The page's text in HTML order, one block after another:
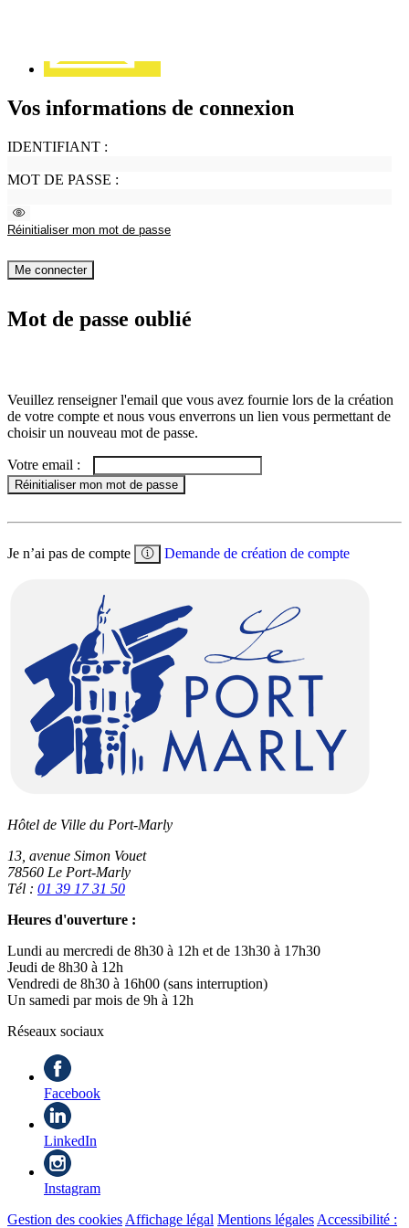
Vos informations de connexion
IDENTIFIANT :
MOT DE PASSE :
Voir
le
mot
passe
Réinitialiser mon mot de passe
Me connecter
Mot de passe oublié
Veuillez renseigner l'email que vous avez fournie lors de la création
de votre compte et nous vous enverrons un lien vous permettant de
choisir un nouveau mot de passe.
Votre email :
Réinitialiser mon mot de passe
Je n’ai pas de compte Demande de création de compte
Hôtel de Ville du Port-Marly
13, avenue Simon Vouet
78560 Le Port-Marly
Tél : 01 39 17 31 50
Heures d'ouverture :
Lundi au mercredi de 8h30 à 12h et de 13h30 à 17h30
Jeudi de 8h30 à 12h
Vendredi de 8h30 à 16h00 (sans interruption)
Un samedi par mois de 9h à 12h
Réseaux sociaux
Facebook
LinkedIn
Instagram
Gestion des cookies Affichage légal Mentions légales Accessibilité :